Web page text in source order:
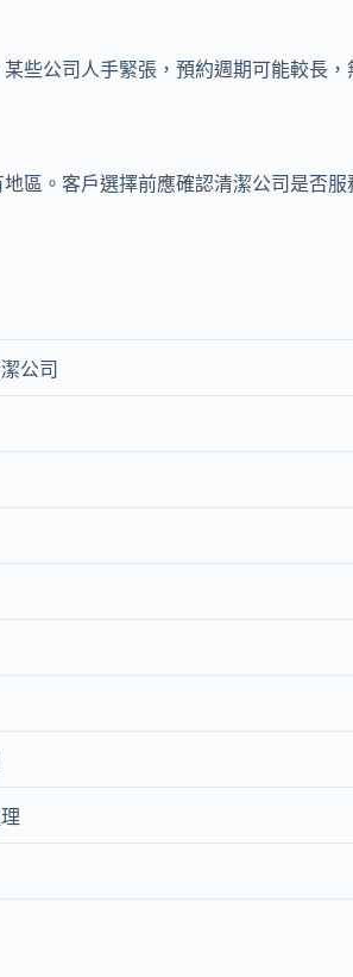
些公司人手緊張，預約週期可能較長
區。客戶選擇前應確認清潔公司是否服
公司